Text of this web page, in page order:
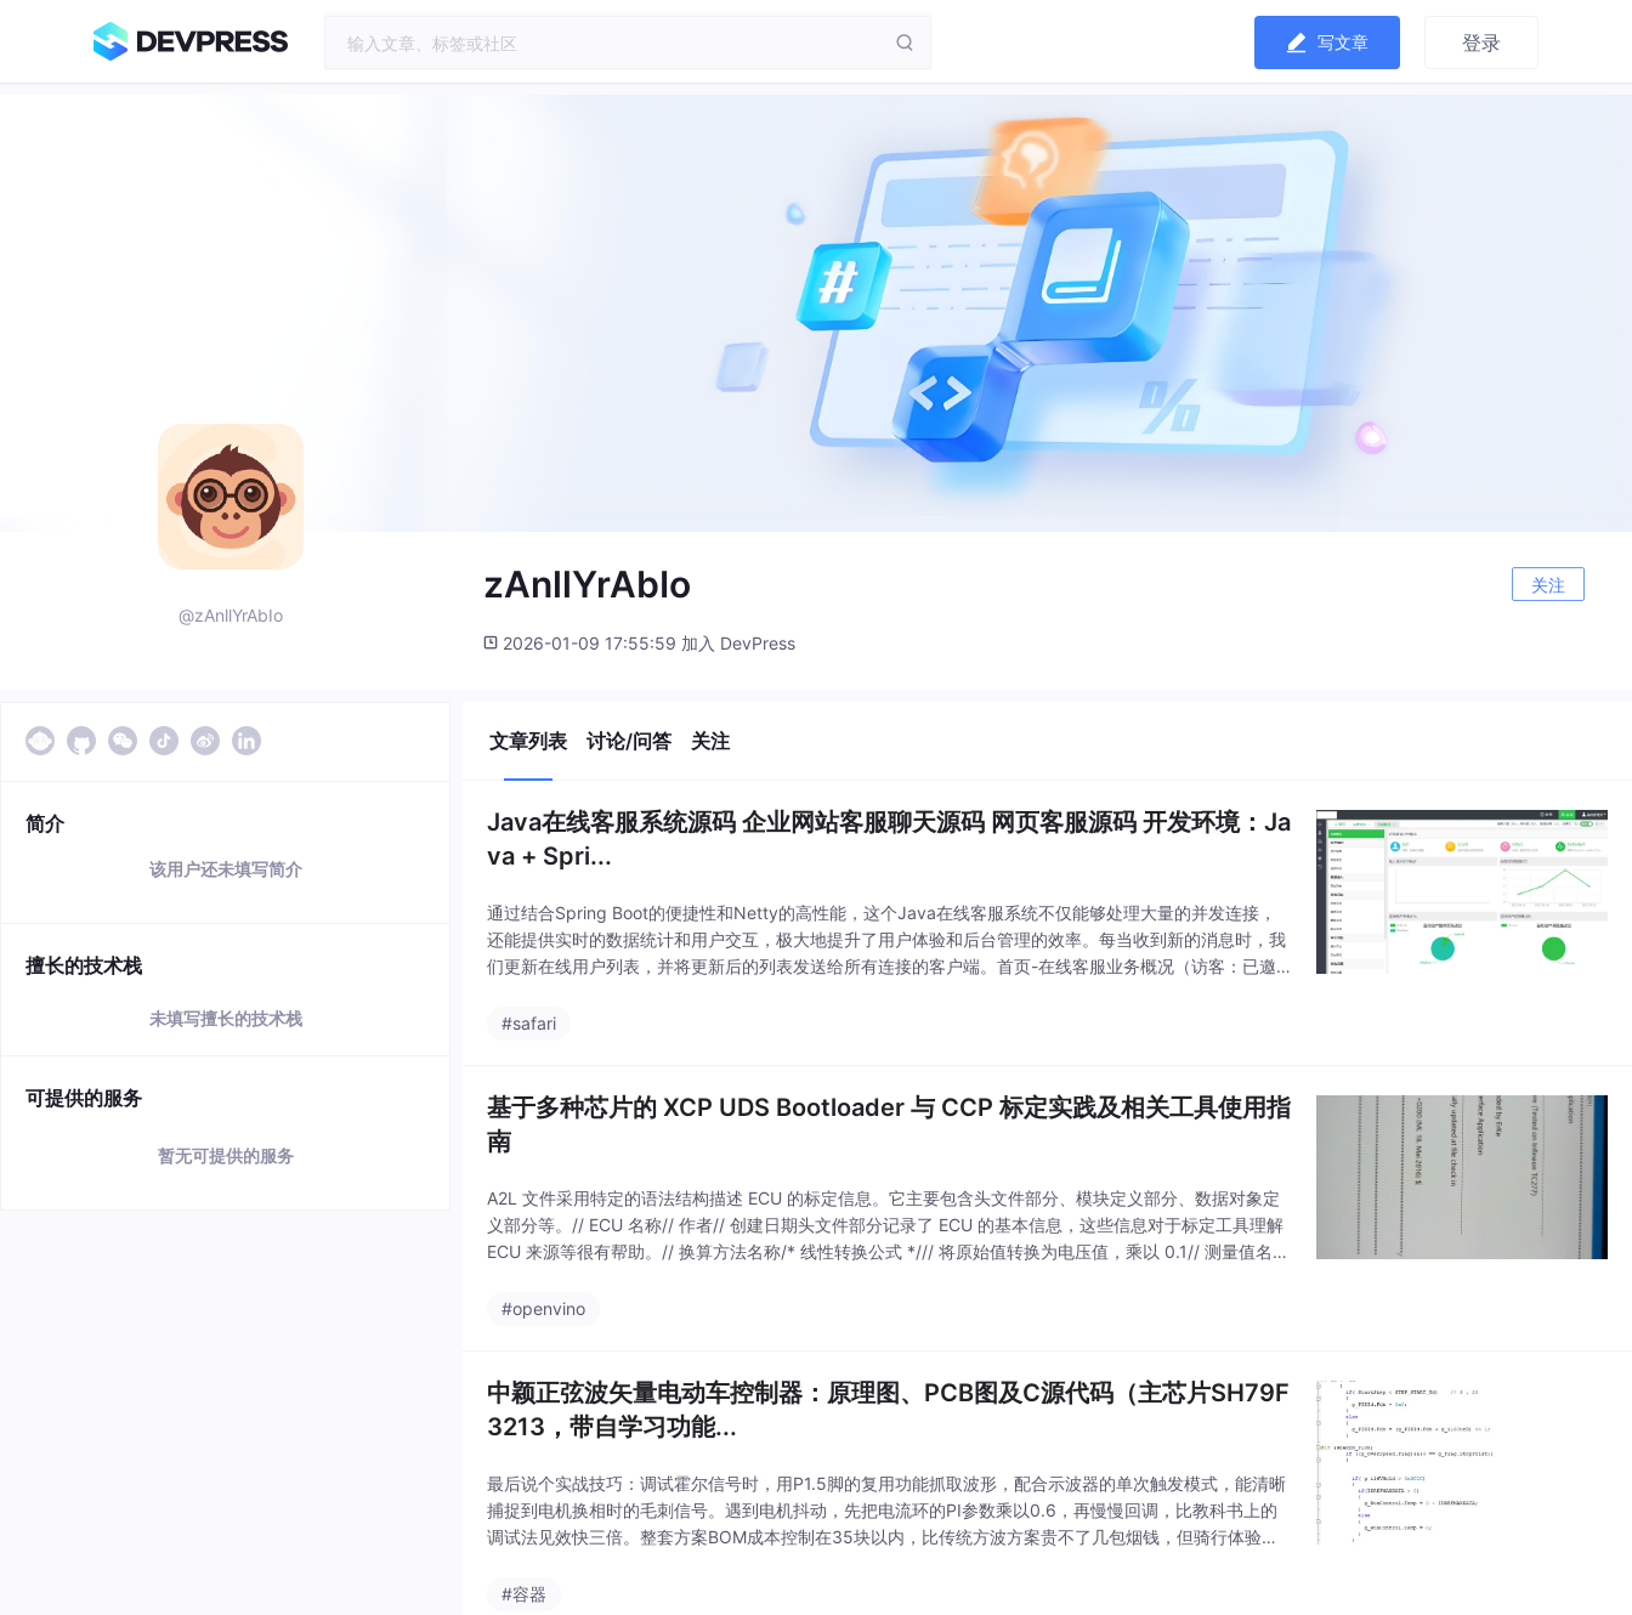
写文章 登录
@zAnllYrAbIo
zAnllYrAbIo 关注
2026-01-09 17:55:59 加入 DevPress
简介
该用户还未填写简介
擅长的技术栈
未填写擅长的技术栈
可提供的服务
暂无可提供的服务
文章列表 讨论/问答 关注
Java在线客服系统源码 企业网站客服聊天源码 网页客服源码 开发环境：Ja
va + Spri...
通过结合Spring Boot的便捷性和Netty的高性能，这个Java在线客服系统不仅能够处理大量的并发连接，
还能提供实时的数据统计和用户交互，极大地提升了用户体验和后台管理的效率。每当收到新的消息时，我
们更新在线用户列表，并将更新后的列表发送给所有连接的客户端。首页-在线客服业务概况（访客：已邀
#safari
基于多种芯片的 XCP UDS Bootloader 与 CCP 标定实践及相关工具使用指
南
A2L 文件采用特定的语法结构描述 ECU 的标定信息。它主要包含头文件部分、模块定义部分、数据对象定
义部分等。// ECU 名称// 作者// 创建日期头文件部分记录了 ECU 的基本信息，这些信息对于标定工具理解
ECU 来源等很有帮助。// 换算方法名称/* 线性转换公式 */// 将原始值转换为电压值，乘以 0.1// 测量值名
#openvino
中颖正弦波矢量电动车控制器：原理图、PCB图及C源代码（主芯片SH79F
3213，带自学习功能...
最后说个实战技巧：调试霍尔信号时，用P1.5脚的复用功能抓取波形，配合示波器的单次触发模式，能清晰
捕捉到电机换相时的毛刺信号。遇到电机抖动，先把电流环的PI参数乘以0.6，再慢慢回调，比教科书上的
调试法见效快三倍。整套方案BOM成本控制在35块以内，比传统方波方案贵不了几包烟钱，但骑行体验那
极铺铜宽度
#容器